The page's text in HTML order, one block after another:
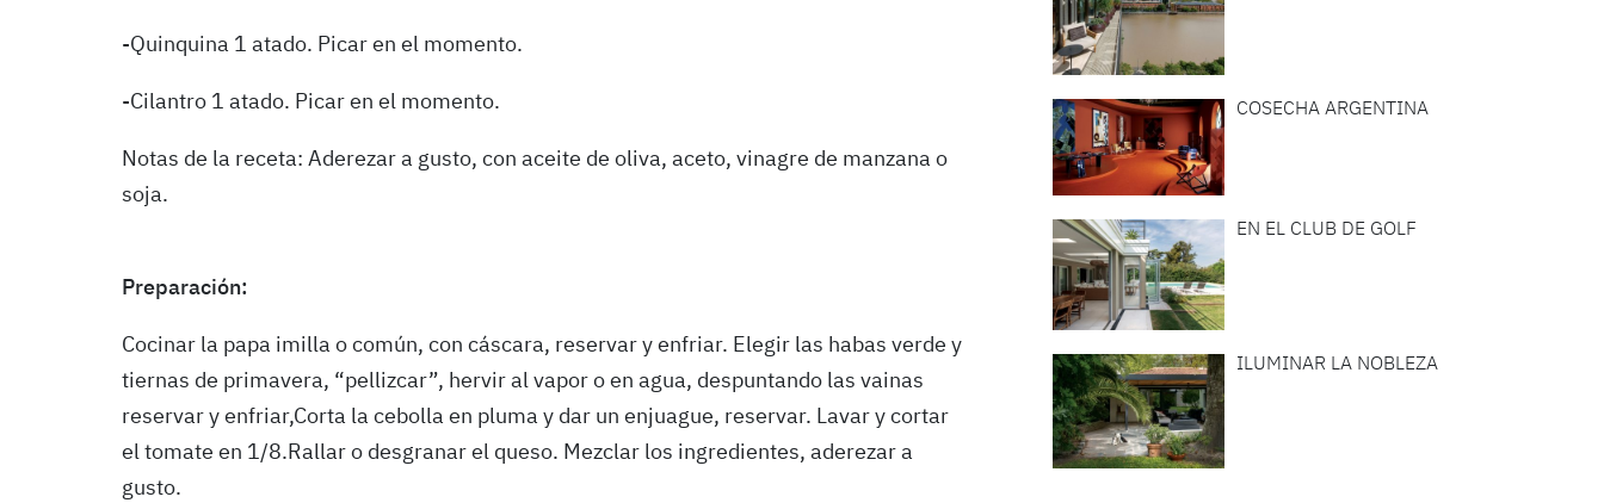
-Quinquina 1 atado. Picar en el momento.
-Cilantro 1 atado. Picar en el momento.
Notas de la receta: Aderezar a gusto, con aceite de oliva, aceto, vinagre de manzana o
soja.
Preparación:
Cocinar la papa imilla o común, con cáscara, reservar y enfriar. Elegir las habas verde y
tiernas de primavera, “pellizcar”, hervir al vapor o en agua, despuntando las vainas
reservar y enfriar,Corta la cebolla en pluma y dar un enjuague, reservar. Lavar y cortar
el tomate en 1/8.Rallar o desgranar el queso. Mezclar los ingredientes, aderezar a
gusto.
COSECHA ARGENTINA
EN EL CLUB DE GOLF
ILUMINAR LA NOBLEZA